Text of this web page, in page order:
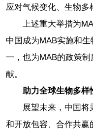
应对气候变化、生物多
上述重大举措为
中国成为MAB实施和
一，也为MAB的政策
献。
助力全球生物多样
展望未来，中国
和开放包容、合作共